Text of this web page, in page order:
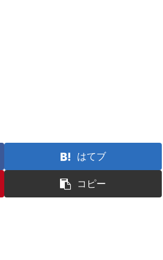
はてブ
コピー